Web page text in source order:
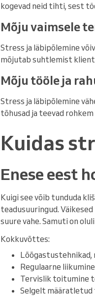
kogevad neid tihti, sest
Mõju vaimsele
Stress ja läbipõlemine
mõjutab suhtlemist
Mõju tööle ja
Stress ja läbipõlemine
tõhusad ja teevad
Kuidas
Enese eest
Kuigi see võib tunduda
teadusuuringud.
suure vahe. Samuti on
Kokkuvõttes:
Lõõgastustehnikad,
Regulaarne
Tervislik toitumine
Selgelt määratletud